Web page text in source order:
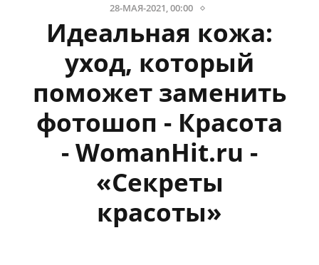
28-МАЯ-2021, 00:00
Идеальная кожа:
уход, который
поможет заменить
фотошоп - Красота
- WomanHit.ru -
«Секреты
красоты»